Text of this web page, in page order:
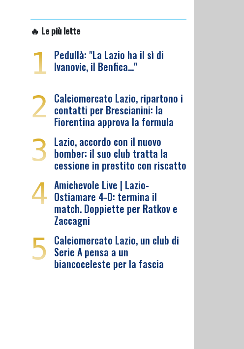
🔥 Le più lette
1 Pedullà: "La Lazio ha il sì di
Ivanovic, il Benfica…"
2 Calciomercato Lazio, ripartono i
contatti per Brescianini: la
Fiorentina approva la formula
3 Lazio, accordo con il nuovo
bomber: il suo club tratta la
cessione in prestito con riscatto
4 Amichevole Live | Lazio-
Ostiamare 4-0: termina il
match. Doppiette per Ratkov e
Zaccagni
5 Calciomercato Lazio, un club di
Serie A pensa a un
biancoceleste per la fascia